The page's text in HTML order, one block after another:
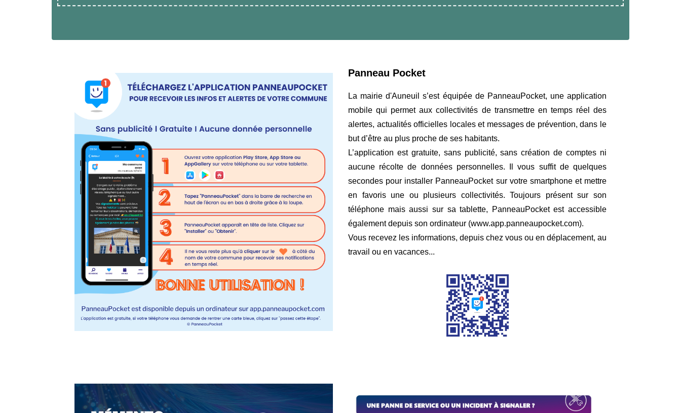
Panneau Pocket
La mairie d'Auneuil s’est équipée de PanneauPocket, une application
mobile qui permet aux collectivités de transmettre en temps réel des
alertes, actualités officielles locales et messages de prévention, dans le
but d’être au plus proche de ses habitants.
L’application est gratuite, sans publicité, sans création de comptes ni
aucune récolte de données personnelles. Il vous suffit de quelques
secondes pour installer PanneauPocket sur votre smartphone et mettre
en favoris une ou plusieurs collectivités. Toujours présent sur son
téléphone mais aussi sur sa tablette, PanneauPocket est accessible
également depuis son ordinateur (www.app.panneaupocket.com).
Vous recevez les informations, depuis chez vous ou en déplacement, au
travail ou en vacances...